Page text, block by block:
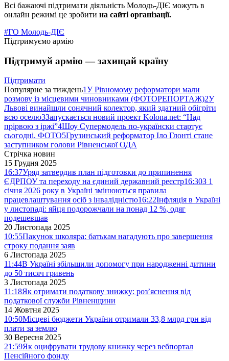
Всі бажаючі підтримати діяльність Молодь-ДІЄ можуть в
онлайн режимі це зробити на сайті організації.
#ГО Молодь-ДІЄ
Підтримуємо армію
Підтримуй армію — захищай країну
Підтримати
Популярне за тиждень1У Рівномому реформатори мали
розмову із місцевими чиновниками (ФОТОРЕПОРТАЖ)2У
Львові винайшли сонячний колектор, який здатний обігріти
всю оселю3Запускається новий проект Kolona.net: “Над
прірвою з іржі”4Шоу Супермодель по-українски стартує
сьогодні. ФОТО5Грузинський реформатор Іло Глонті стане
заступником голови Рівненської ОДА
Стрічка новин
15 Грудня 2025
16:37Уряд затвердив план підготовки до припинення
ЄДРПОУ та переходу на єдиний державний реєстр16:30З 1
січня 2026 року в Україні змінюються правила
працевлаштування осіб з інвалідністю16:22Інфляція в Україні
у листопаді: яйця подорожчали на понад 12 %, одяг
подешевшав
20 Листопада 2025
10:55Пакунок школяра: батькам нагадують про завершення
строку подання заяв
6 Листопада 2025
11:44В Україні збільшили допомогу при народженні дитини
до 50 тисяч гривень
3 Листопада 2025
11:18Як отримати податкову знижку: роз’яснення від
податкової служби Рівненщини
14 Жовтня 2025
10:50Місцеві бюджети України отримали 33,8 млрд грн від
плати за землю
30 Вересня 2025
21:59Як оцифрувати трудову книжку через вебпортал
Пенсійного фонду